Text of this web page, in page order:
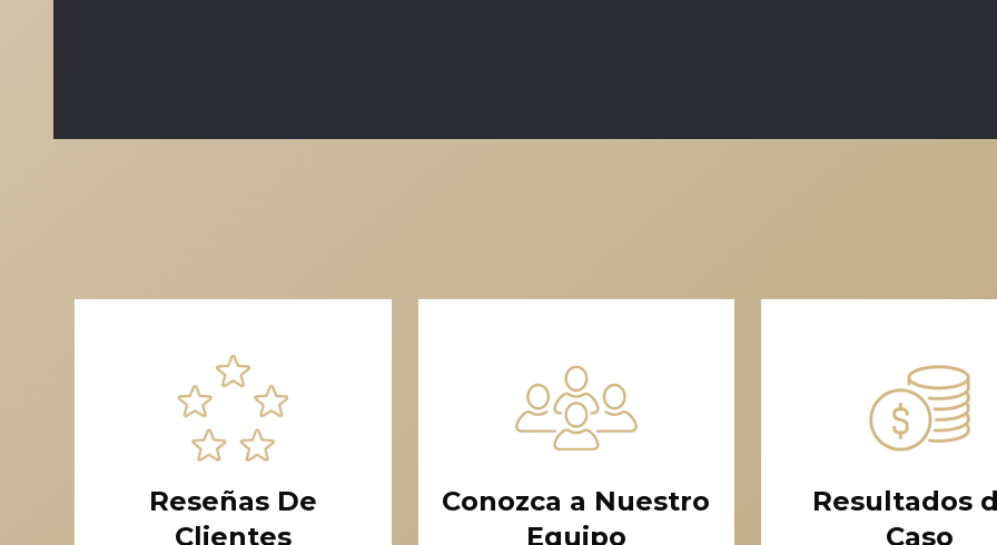
Reseñas De
Clientes
Conozca a Nuestro
Equipo
Resultados
Caso